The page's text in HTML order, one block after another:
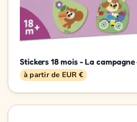
Stickers 18 mois - La
à partir de EUR €